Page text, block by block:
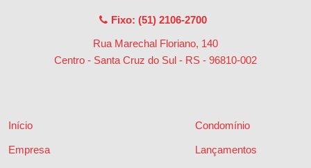
Fixo: (51) 2106-2700
Rua Marechal Floriano, 140
Centro - Santa Cruz do Sul - RS - 96810-002
Início
Empresa
Condomínio
Lançamentos